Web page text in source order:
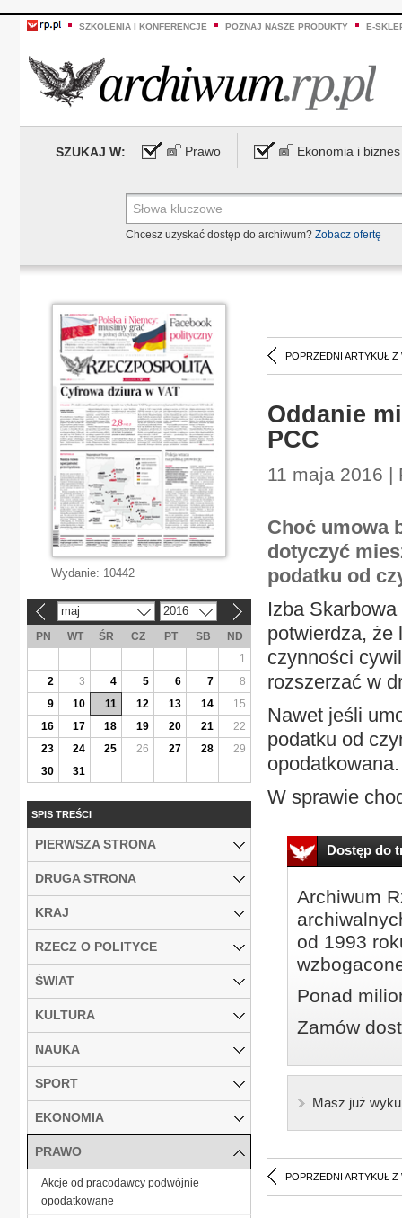
SZKOLENIA I KONFERENCJE POZNAJ NASZE PRODUKTY E-
SZUKAJ W: Prawo Ekonomia i biznes
Chcesz uzyskać dostęp do archiwum? Zobacz ofertę
POPRZEDNI ARTYKUŁ Z
Oddanie
PCC
11 maja 2016 |
Choć umowa
dotyczyć
podatku od
Izba
potwierdza, że
czynności
rozszerzać w
Nawet jeśli
podatku od
opodatkowana.
W sprawie
Dostęp do
Archiwum
od 1993
Ponad
Zamów
Masz już
POPRZEDNI ARTYKUŁ Z
Wydanie: 10442
maj 2016
PN WT ŚR CZ PT SB
ND
1
2
3 4 5 6 7
8
9
10 11 12 13 14
15
16
17 18 19 20 21
22
23
24 25 26 27 28
29
30
31
SPIS TREŚCI
PIERWSZA STRONA
DRUGA STRONA
KRAJ
RZECZ O POLITYCE
ŚWIAT
KULTURA
NAUKA
SPORT
EKONOMIA
PRAWO
Akcje od pracodawcy podwójnie
opodatkowane